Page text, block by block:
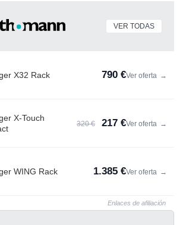
VER TODAS
X32 Rack 790 €Ver oferta →
X-Touch
320 € 217 €Ver oferta →
WING Rack 1.385 €Ver oferta →
Enlaces de afiliación